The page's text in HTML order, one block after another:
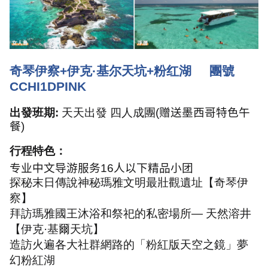
奇琴伊察+伊克·基尔天坑+粉红湖
團號
CCHI1DPINK
出發班期: 天天出發 四人成團(赠送墨西哥特色午
餐)
行程特色：
专业中文导游服务16人以下精品小团
探秘末日傳說神秘瑪雅文明最壯觀遺址【奇琴伊
察】
拜訪瑪雅國王沐浴和祭祀的私密場所— 天然溶井
【伊克·基爾天坑】
造訪火遍各大社群網路的「粉紅版天空之鏡」夢
幻粉紅湖